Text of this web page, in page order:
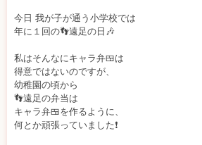
今日 我が子が通う小学校では
年に１回の👣遠足の日🎶
私はそんなにキャラ弁🍱は
得意ではないのですが、
幼稚園の頃から
👣遠足の弁当は
キャラ弁🍱を作るように、
何とか頑張っていました❗